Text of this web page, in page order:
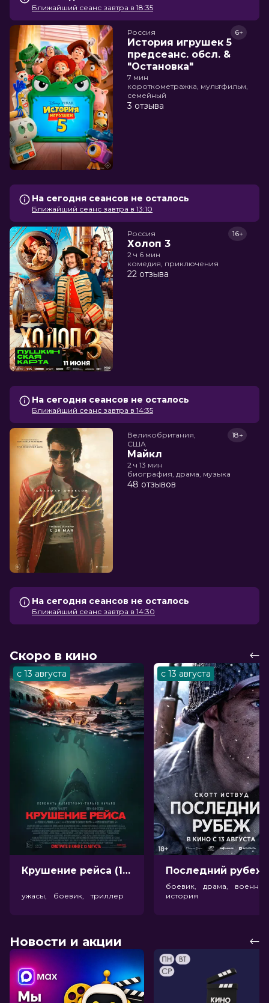
Ближайший сеанс завтра в 18:35
Россия
История игрушек 5
предсеанс. обсл. &
"Остановка"
6+
7 мин
короткометражка, мультфильм,
семейный
3 отзыва
На сегодня сеансов не осталось
Ближайший сеанс завтра в 13:10
Россия
Холоп 3
16+
2 ч 6 мин
комедия, приключения
22 отзыва
На сегодня сеансов не осталось
Ближайший сеанс завтра в 14:35
Великобритания,
США
Майкл
18+
2 ч 13 мин
биография, драма, музыка
48 отзывов
На сегодня сеансов не осталось
Ближайший сеанс завтра в 14:30
Скоро в кино
с 13 августа
Крушение рейса (18+)
ужасы, боевик, триллер
с 13 августа
боевик, драма,
история
Новости и акции